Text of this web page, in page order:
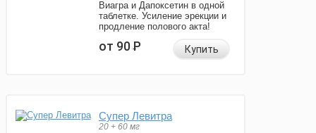
Виагра и Дапоксетин в одной
таблетке. Усиление эрекции и
продление полового акта!
от 90Р Купить
Супер Левитра
20 + 60 мг